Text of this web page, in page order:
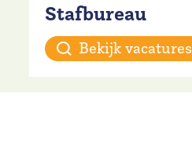
Stafbureau
Bekijk vacatures